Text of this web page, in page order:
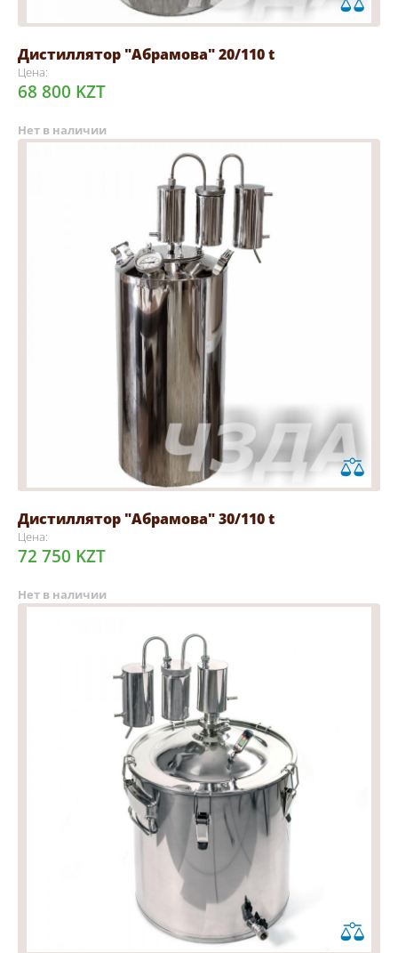
Дистиллятор "Абрамова" 20/110 t
Цена:
68 800 KZT
Нет в наличии
Дистиллятор "Абрамова" 30/110 t
Цена:
72 750 KZT
Нет в наличии